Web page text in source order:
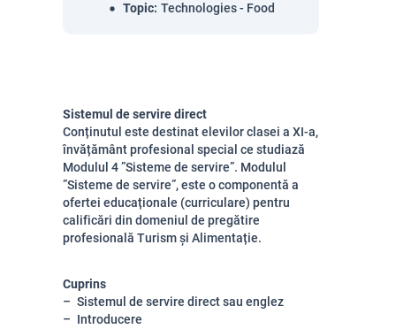
Topic: Technologies - Food
Sistemul de servire direct
Conținutul este destinat elevilor clasei a XI-a,
învățământ profesional special ce studiază
Modulul 4 ”Sisteme de servire”. Modulul
”Sisteme de servire”, este o componentă a
ofertei educaționale (curriculare) pentru
calificări din domeniul de pregătire
profesională Turism și Alimentație.
Cuprins
Sistemul de servire direct sau englez
Introducere